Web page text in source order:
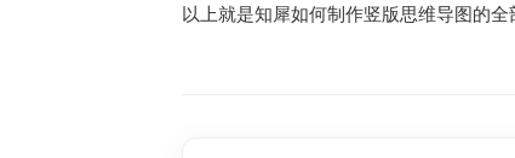
以上就是知犀如何制作竖版思维导图的